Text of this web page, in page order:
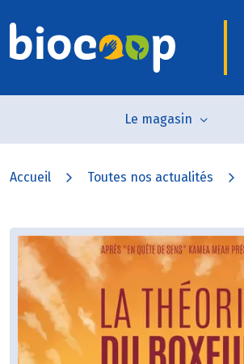
Le magasin
Accueil Toutes nos actualités